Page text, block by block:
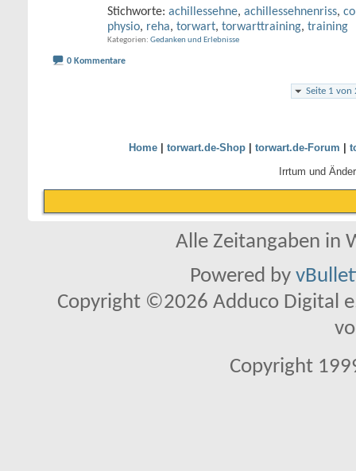
Stichworte: achillessehne, achillessehnenriss,
physio, reha, torwart, torwarttraining, training
Kategorien Gedanken und Erlebnisse
0 Kommentare
Seite 1 von
Home| torwart.de-Shop| torwart.de-Forum |
Irrtum und
Alle Zeitangaben in
Powered by
Copyright ©2026 Adduco Digital
Copyright